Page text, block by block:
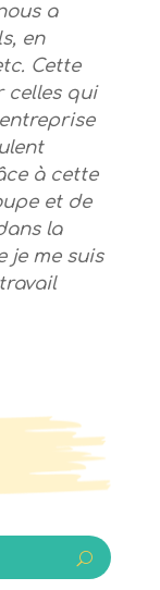
a
en
Cette
celles qui
à cette
et de
la
je me suis